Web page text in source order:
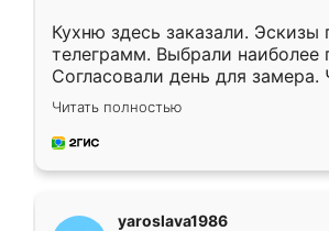
Кухню здесь заказали. Эскизы
телеграмм. Выбрали наиболее
Согласовали день для замера.
недели кухня была уже готова.
довольны работой. Спасибо
мебель за качественную работу!
Читать полностью
yaroslava1986